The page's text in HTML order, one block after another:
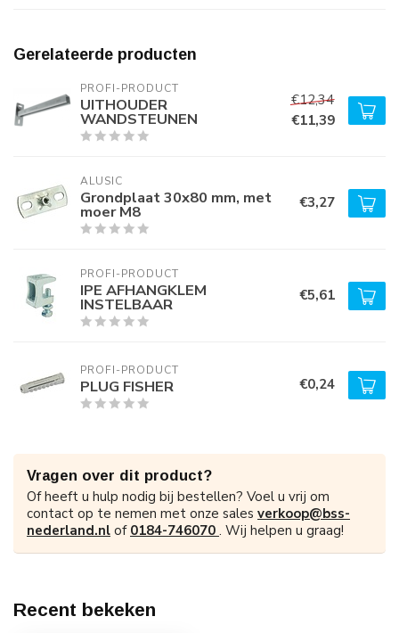
Gerelateerde producten
PROFI-PRODUCT
UITHOUDER
WANDSTEUNEN
€12,34
€11,39
ALUSIC
Grondplaat 30x80 mm, met
moer M8 €3,27
PROFI-PRODUCT
IPE AFHANGKLEM
INSTELBAAR €5,61
PROFI-PRODUCT
PLUG FISHER €0,24
Vragen over dit product?
Of heeft u hulp nodig bij bestellen? Voel u vrij om
contact op te nemen met onze sales verkoop@bss-
nederland.nl of 0184-746070 . Wij helpen u graag!
Recent bekeken